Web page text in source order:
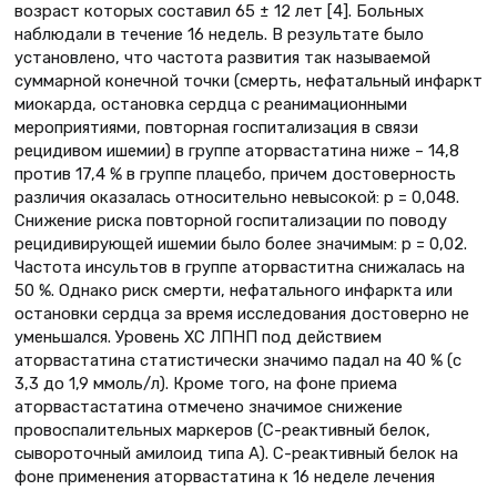
возраст которых составил 65 ± 12 лет [4]. Больных
наблюдали в течение 16 недель. В результате было
установлено, что частота развития так называемой
суммарной конечной точки (смерть, нефатальный инфаркт
миокарда, остановка сердца с реанимационными
мероприятиями, повторная госпитализация в связи
рецидивом ишемии) в группе аторвастатина ниже – 14,8
против 17,4 % в группе плацебо, причем достоверность
различия оказалась относительно невысокой: р = 0,048.
Снижение риска повторной госпитализации по поводу
рецидивирующей ишемии было более значимым: р = 0,02.
Частота инсультов в группе аторваститна снижалась на
50 %. Однако риск смерти, нефатального инфаркта или
остановки сердца за время исследования достоверно не
уменьшался. Уровень ХС ЛПНП под действием
аторвастатина статистически значимо падал на 40 % (с
3,3 до 1,9 ммоль/л). Кроме того, на фоне приема
аторвастастатина отмечено значимое снижение
провоспалительных маркеров (С-реактивный белок,
сывороточный амилоид типа А). С-реактивный белок на
фоне применения аторвастатина к 16 неделе лечения